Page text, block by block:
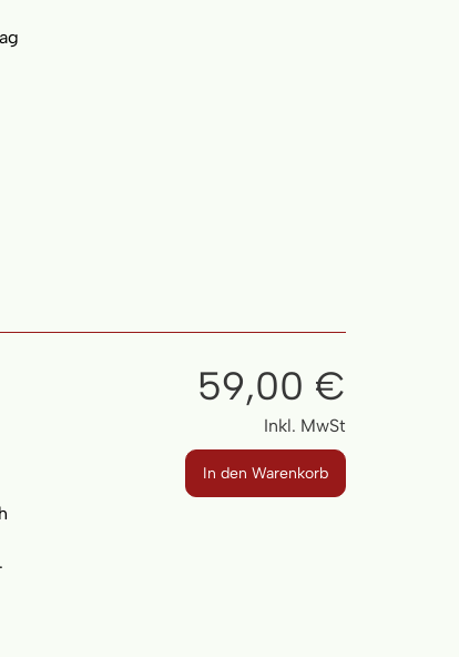
59,00 €
Inkl. MwSt
In den Warenkorb